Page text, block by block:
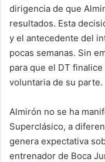
dirigencia de que
resultados. Esta
y el antecedente del
pocas semanas. Sin
para que el DT
voluntaria de su parte.
Almirón no se ha
Superclásico, a
genera expectativa
entrenador de Boca